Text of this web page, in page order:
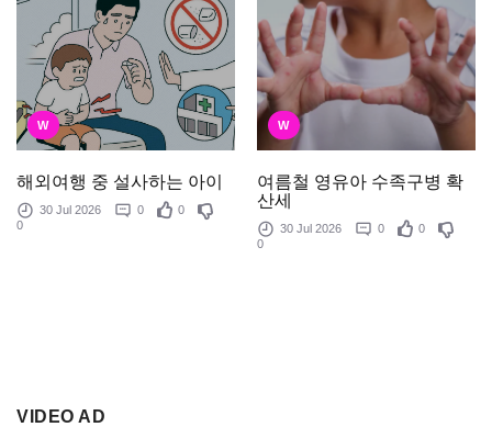
W
해외여행 중 설사하는 아이
30 Jul 2026 0
0
0
W
여름철 영유아 수족구병 확
산세
30 Jul 2026 0
0
0
VIDEO AD